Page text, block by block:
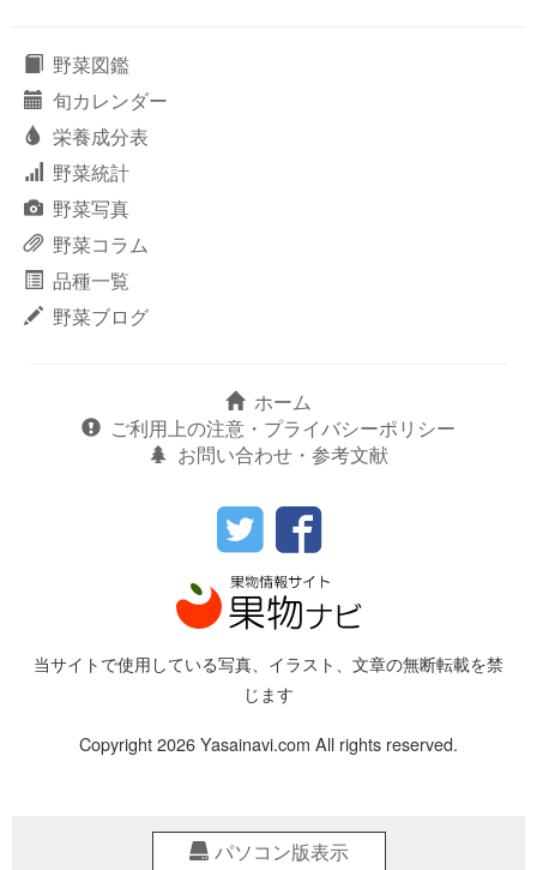
野菜図鑑
旬カレンダー
栄養成分表
野菜統計
野菜写真
野菜コラム
品種一覧
野菜ブログ
ホーム
ご利用上の注意・プライバシーポリシー
お問い合わせ・参考文献
当サイトで使用している写真、イラスト、文章の無断転載を禁
じます
Copyright 2026 Yasainavi.com All rights reserved.
パソコン版表示